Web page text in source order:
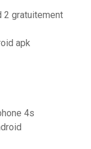
2 gratuitement
apk
4s